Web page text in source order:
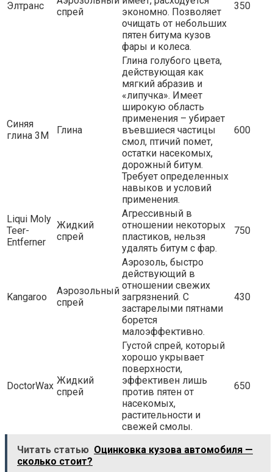
Элтранс
спрей
экономно. Позволяет
очищать от небольших
пятен битума кузов
фары и колеса.
350
Синяя
глина 3М
Глина
Глина голубого цвета,
действующая как
мягкий абразив и
«липучка». Имеет
широкую область
применения – убирает
въевшиеся частицы
смол, птичий помет,
остатки насекомых,
дорожный битум.
Требует определенных
навыков и условий
применения.
600
Liqui Moly
Teer-
Entferner
Жидкий
спрей
Агрессивный в
отношении некоторых
пластиков, нельзя
удалять битум с фар.
750
Kangaroo
Аэрозольный
спрей
Аэрозоль, быстро
действующий в
отношении свежих
загрязнений. С
застарелыми пятнами
борется
малоэффективно.
430
DoctorWax Жидкий
спрей
Густой спрей, который
хорошо укрывает
поверхности,
эффективен лишь
против пятен от
насекомых,
растительности и
свежей смолы.
650
Читать статью Оцинковка кузова автомобиля —
сколько стоит?